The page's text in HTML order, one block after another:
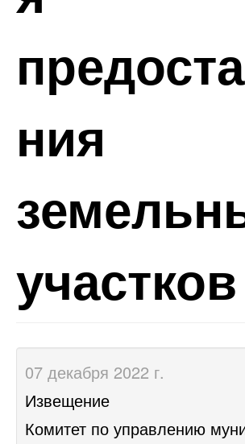
ния
участков
07 декабря 2022 г.
Извещение
Комитет по управлению